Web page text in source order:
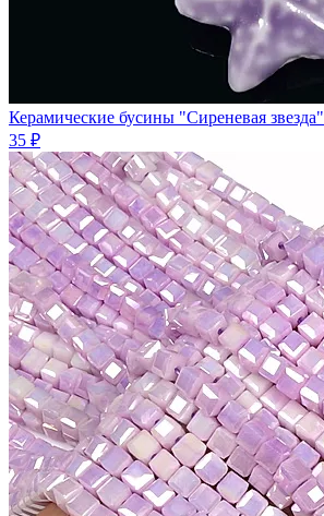
Керамические бусины "Сиреневая звезда"
35 ₽